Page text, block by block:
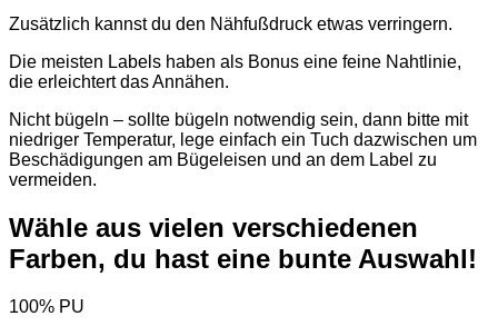
Zusätzlich kannst du den Nähfußdruck etwas verringern.
Die meisten Labels haben als Bonus eine feine Nahtlinie,
die erleichtert das Annähen.
Nicht bügeln – sollte bügeln notwendig sein, dann bitte mit
niedriger Temperatur, lege einfach ein Tuch dazwischen um
Beschädigungen am Bügeleisen und an dem Label zu
vermeiden.
Wähle aus vielen verschiedenen
Farben, du hast eine bunte Auswahl!
100% PU